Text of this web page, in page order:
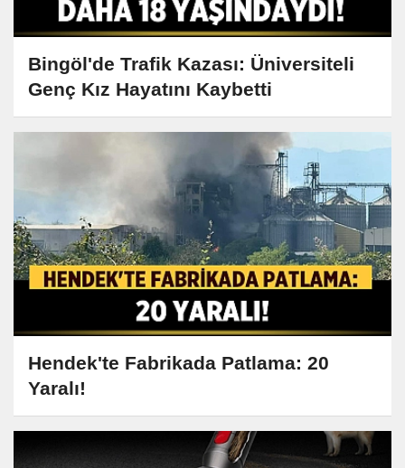
Bingöl'de Trafik Kazası: Üniversiteli
Genç Kız Hayatını Kaybetti
Hendek'te Fabrikada Patlama: 20
Yaralı!